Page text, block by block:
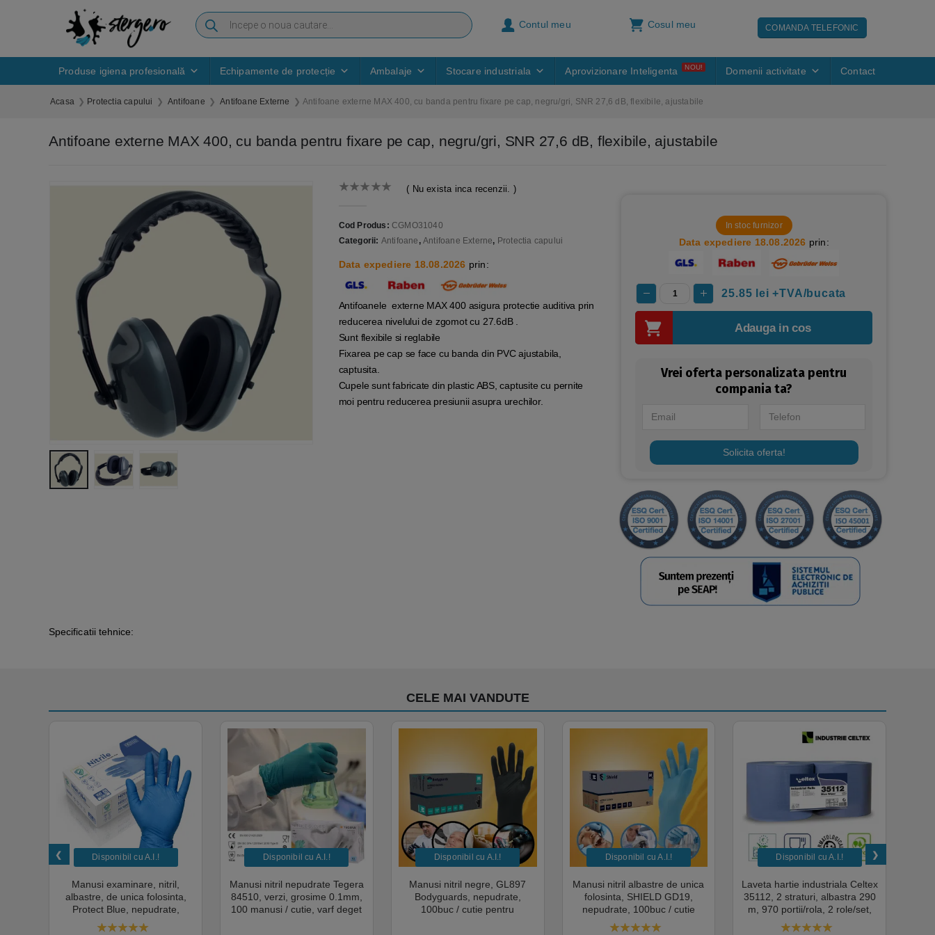
Contul meu Cosul meu COMANDA TELEFONIC
Produse igiena profesională Echipamente de protecție Ambalaje Stocare industriala Aprovizionare Inteligenta NOU! Domenii activitate Contact
Acasa Protectia capului Antifoane Antifoane Externe Antifoane externe MAX 400, cu banda pentru fixare pe cap, negru/gri, SNR 27,6 dB, flexibile, ajustabile
Antifoane externe MAX 400, cu banda pentru fixare pe cap, negru/gri, SNR 27,6 dB, flexibile, ajustabile
( Nu exista inca recenzii. )
Cod Produs:CGMO31040
Categorii: Antifoane ,Antifoane Externe, Protectia capului
Data expediere 18.08.2026 prin:
Antifoanele externe MAX 400 asigura protectie auditiva prin
reducerea nivelului de zgomot cu 27.6dB .
Sunt flexibile si reglabile
Fixarea pe cap se face cu banda din PVC ajustabila,
captusita.
Cupele sunt fabricate din plastic ABS, captusite cu pernite
moi pentru reducerea presiunii asupra urechilor.
In stoc furnizor
Data expediere 18.08.2026 prin:
25.85 lei +TVA/bucata
Adauga in cos
Vrei oferta personalizata pentru
compania ta?
Solicita oferta!
Specificatii tehnice:
CELE MAI VANDUTE
Disponibil cu A.I.​!
Manusi examinare, nitril,
albastre, de unica folosinta,
Protect Blue, nepudrate,
100buc / cutie pentru medical,
Disponibil cu A.I.​!
Manusi nitril nepudrate Tegera
84510, verzi, grosime 0.1mm,
100 manusi / cutie, varf deget
Disponibil cu A.I.​!
Manusi nitril negre, GL897
Bodyguards, nepudrate,
100buc / cutie pentru
Disponibil cu A.I.​!
Manusi nitril albastre de unica
folosinta, SHIELD GD19,
nepudrate, 100buc / cutie
pentru Medical, HoReCa,
Disponibil cu A.I.​!
Laveta hartie industriala Celtex
35112, 2 straturi, albastra 290
m, 970 portii/rola, 2 role/set,
certificata pentru industria